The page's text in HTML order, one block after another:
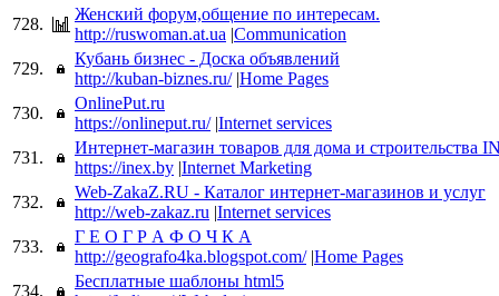
728.
Женский форум,общение по интересам.
http://ruswoman.at.ua |Communication
729.
Кубань бизнес - Доска объявлений
http://kuban-biznes.ru/ |Home Pages
730.
OnlinePut.ru
https://onlineput.ru/ |Internet services
731.
Интернет-магазин товаров для дома и строительства
https://inex.by |Internet Marketing
732.
Web-ZakaZ.RU - Каталог интернет-магазинов и услуг
http://web-zakaz.ru |Internet services
733.
Г Е О Г Р А Ф О Ч К А
http://geografo4ka.blogspot.com/ |Home Pages
734.
Бесплатные шаблоны html5